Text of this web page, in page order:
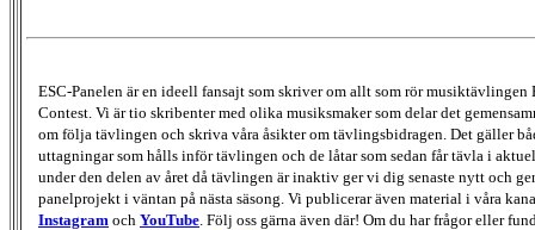
ESC-Panelen är en ideell fansajt som skriver om allt som rör musiktävlingen
Contest. Vi är tio skribenter med olika musiksmaker som delar det
om följa tävlingen och skriva våra åsikter om tävlingsbidragen. Det gäller
uttagningar som hålls inför tävlingen och de låtar som sedan får tävla i
under den delen av året då tävlingen är inaktiv ger vi dig senaste nytt och
panelprojekt i väntan på nästa säsong. Vi publicerar även material i våra
Instagram och YouTube . Följ oss gärna även där! Om du har frågor eller